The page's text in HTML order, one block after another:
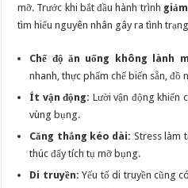
mỡ. Trước khi bắt đầu hành trình
tìm hiểu nguyên nhân gây ra tình
Chế độ ăn uống không lành
nhanh, thực phẩm chế biến sẵn, đồ
Ít vận động: Lười vận động khiến
vùng bụng.
Căng thẳng kéo dài: Stress làm
thúc đẩy tích tụ mỡ bụng.
Di truyền: Yếu tố di truyền cũng